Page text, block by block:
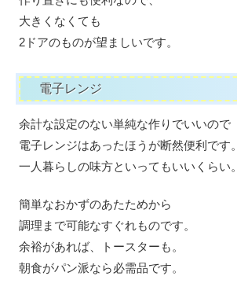
大きくなくても
2ドアのものが望ましいです。
電子レンジ
余計な設定のない単純な作りでいいので
電子レンジはあったほうが断然便利です。
一人暮らしの味方といってもいいくらい。
簡単なおかずのあたためから
調理まで可能なすぐれものです。
余裕があれば、トースターも。
朝食がパン派なら必需品です。